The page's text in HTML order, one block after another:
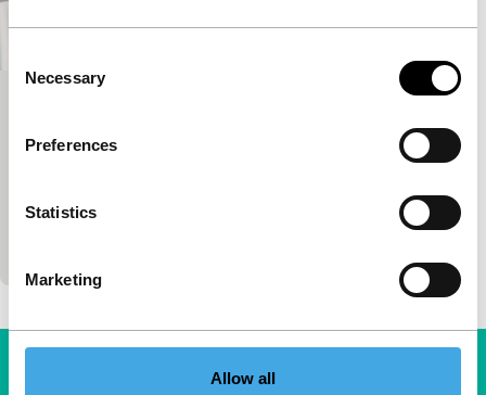
Selection
Necessary
Preferences
Statistics
Marketing
Allow all
Signals - Where Is Africa
mijlpaal beschouwt hij de geestestoestand van een